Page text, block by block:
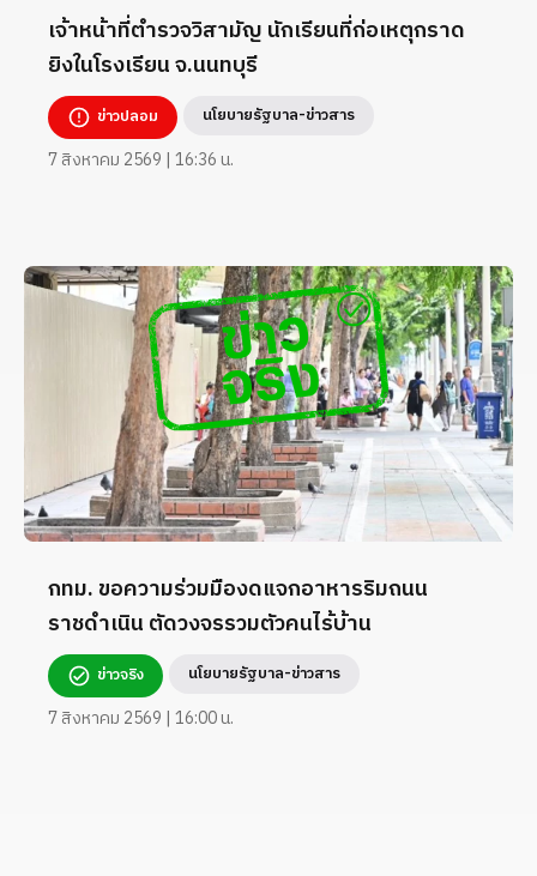
เจ้าหน้าที่ตำรวจวิสามัญ นักเรียนที่ก่อเหตุกราด
ยิงในโรงเรียน จ.นนทบุรี
ข่าวปลอม นโยบายรัฐบาล-ข่าวสาร
7 สิงหาคม 2569 | 16:36 น.
กทม. ขอความร่วมมืองดแจกอาหารริมถนน
ราชดำเนิน ตัดวงจรรวมตัวคนไร้บ้าน
ข่าวจริง นโยบายรัฐบาล-ข่าวสาร
7 สิงหาคม 2569 | 16:00 น.